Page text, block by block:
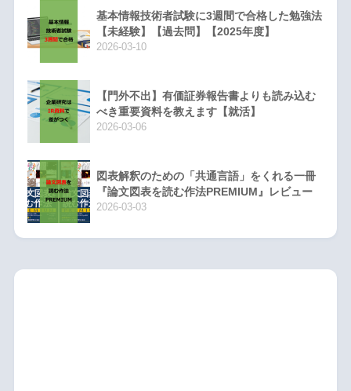
基本情報技術者試験に3週間で合格した勉強法
【未経験】【過去問】【2025年度】
2026-03-10
【門外不出】有価証券報告書よりも読み込む
べき重要資料を教えます【就活】
2026-03-06
図表解釈のための「共通言語」をくれる一冊
『論文図表を読む作法PREMIUM』レビュー
2026-03-03